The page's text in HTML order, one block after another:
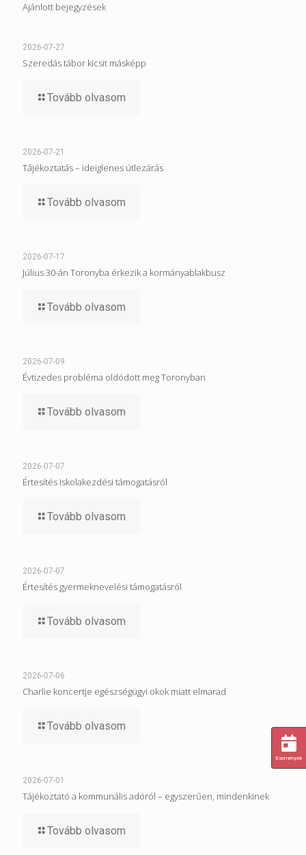
Ajánlott bejegyzések
2026-07-27
Szeredás tábor kicsit másképp
Tovább olvasom
2026-07-21
Tájékoztatás – ideiglenes útlezárás
Tovább olvasom
2026-07-17
Július 30-án Toronyba érkezik a kormányablakbusz
Tovább olvasom
2026-07-09
Évtizedes probléma oldódott meg Toronyban
Tovább olvasom
2026-07-07
Értesítés Iskolakezdési támogatásról
Tovább olvasom
2026-07-07
Értesítés gyermeknevelési támogatásról
Tovább olvasom
2026-07-06
Charlie koncertje egészségügyi okok miatt elmarad
Tovább olvasom
2026-07-01
Tájékoztató a kommunális adóról – egyszerűen, mindenkinek
Tovább olvasom
Események